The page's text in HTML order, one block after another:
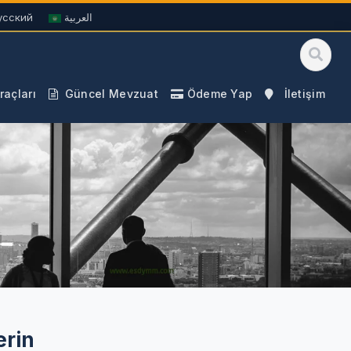
العربية
Güncel Mevzuat Ödeme Yap İletişim